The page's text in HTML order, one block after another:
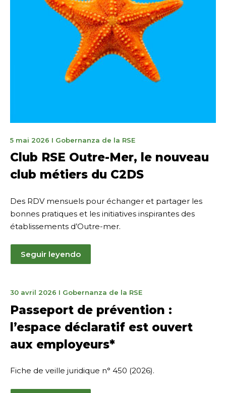
5 mai 2026 15
2026
I Gobernanza de la RSE
Club RSE Outre-Mer, le nouveau
club métiers du C2DS
Des RDV mensuels pour échanger et partager les
bonnes pratiques et les initiatives inspirantes des
établissements d’Outre-mer.
Seguir leyendo
30 avril 2026 29
2026
I Gobernanza de la RSE
Passeport de prévention :
l’espace déclaratif est ouvert
aux employeurs*
Fiche de veille juridique n° 450 (2026).